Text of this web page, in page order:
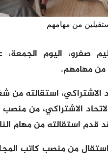
من مهامهم
من مهامهم.
استقالته من
الاشتراكي، من منصب
قدم استقالته من مهام
من منصب كاتب